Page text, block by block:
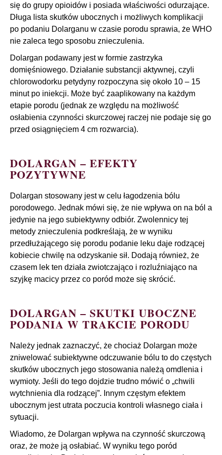
się do grupy opioidów i posiada właściwości odurzające.
Długa lista skutków ubocznych i możliwych komplikacji
po podaniu Dolarganu w czasie porodu sprawia, że WHO
nie zaleca tego sposobu znieczulenia.
Dolargan podawany jest w formie zastrzyka
domięśniowego. Działanie substancji aktywnej, czyli
chlorowodorku petydyny rozpoczyna się około 10 – 15
minut po iniekcji. Może być zaaplikowany na każdym
etapie porodu (jednak ze względu na możliwość
osłabienia czynności skurczowej raczej nie podaje się go
przed osiągnięciem 4 cm rozwarcia).
DOLARGAN – EFEKTY
POZYTYWNE
Dolargan stosowany jest w celu łagodzenia bólu
porodowego. Jednak mówi się, że nie wpływa on na ból a
jedynie na jego subiektywny odbiór. Zwolennicy tej
metody znieczulenia podkreślają, że w wyniku
przedłużającego się porodu podanie leku daje rodzącej
kobiecie chwilę na odzyskanie sił. Dodają również, że
czasem lek ten działa zwiotczająco i rozluźniająco na
szyjkę macicy przez co poród może się skrócić.
DOLARGAN – SKUTKI UBOCZNE
PODANIA W TRAKCIE PORODU
Należy jednak zaznaczyć, że chociaż Dolargan może
zniwelować subiektywne odczuwanie bólu to do częstych
skutków ubocznych jego stosowania należą omdlenia i
wymioty. Jeśli do tego dojdzie trudno mówić o „chwili
wytchnienia dla rodzącej”. Innym częstym efektem
ubocznym jest utrata poczucia kontroli własnego ciała i
sytuacji.
Wiadomo, że Dolargan wpływa na czynność skurczową
oraz, że może ją osłabiać. W wyniku tego poród